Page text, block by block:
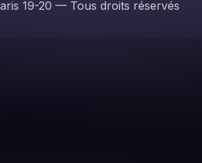
19-20 — Tous droits réservés